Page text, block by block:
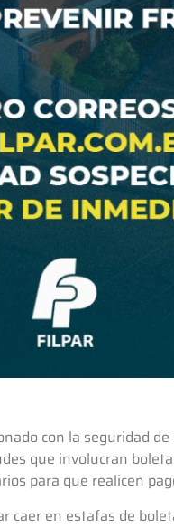
con la seguridad
que involucran
para que realicen
caer en estafas de